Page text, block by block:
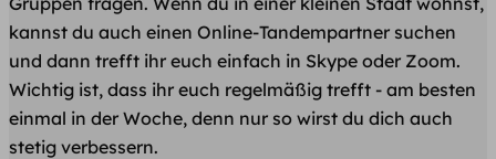
kannst du auch einen Online-Tandempartner suchen
und dann trefft ihr euch einfach in Skype oder Zoom.
Wichtig ist, dass ihr euch regelmäßig trefft - am besten
einmal in der Woche, denn nur so wirst du dich auch
stetig verbessern.